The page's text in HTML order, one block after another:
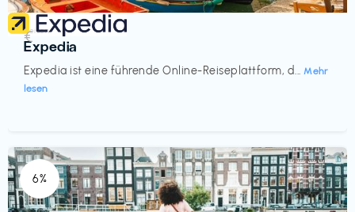
Reisen
Expedia
Expedia ist eine führende Online-Reiseplattform, d... Mehr
lesen
€‎
6%